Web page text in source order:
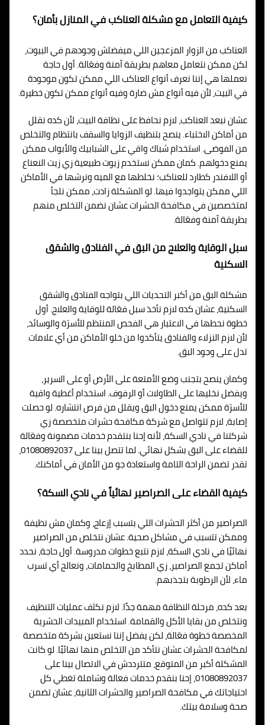
كيفية التعامل مع مشكلة العناكب في المنازل بأمان؟
العناكب من الزوار المزعجين اللي ميفضلش وجودهم في البيوت،
لكن ممكن نتعامل معاهم بطريقة آمنة وفعّالة. أول حاجة
نعملها هي إننا نعرف أنواع العناكب اللي ممكن تكون موجودة
في البيت، لأن فيه أنواع مش ضارة وفيه أنواع ممكن تكون خطيرة.
عشان نبعد العناكب، لازم نحافظ على نظافة البيت، لأن كده نقلل
من أماكن الاختباء. ينصح بتنظيف الزوايا والسقف بانتظام والتخلص
من الفوضى. استخدام شباك واقي على الشبابيك والأبواب ممكن
يمنع دخولهم. كمان ممكن نستخدم زيوت طبيعية زي زيت النعناع
أو اللافندر كطارد للعناكب؛ نخلطها مع الميه ونرشها في الأماكن
اللي ممكن يتواجدوا فيها. لو المشكلة زادت، ممكن نلجأ
لمتخصصين في مكافحة الحشرات عشان نضمن التخلص منهم
بطريقة آمنة وفعّالة.
سبل الوقاية والعلاج من البق في الفنادق والشقق
السكنية
مشكلة البق من أكبر التحديات اللي بتواجه الفنادق والشقق
السكنية، عشان كده لازم نأخذ سبل فعّالة للوقاية والعلاج. أول
خطوة نحطها في الاعتبار هي الفحص المنتظم للأسرّة والوسائد،
لأن لازم النزلاء والفنادق يتأكدوا من خلو الأماكن من أي علامات
تدل على وجود البق.
وكمان ينصح بتجنب وضع الأمتعة على الأرض أو على السرير،
ويفضل نخليها على الطاولات أو الرفوف. استخدام أغطية واقية
للأسرّة ممكن يمنع دخول البق ويقلل من فرص انتشاره. لو حصلت
إصابة، لازم تتواصل مع شركة مكافحة حشرات متخصصة زي
شركتنا في نادي السكة، لأنه إحنا بنتقدم خدمات مضمونة وفعّالة
للقضاء على البق بشكل نهائي. لما تتصل بينا على 01080892037،
تقدر تضمن الراحة التامة واستعادة جو من الأمان في أماكنك.
كيفية القضاء على الصراصير نهائياً في نادي السكة؟
الصراصير من أكثر الحشرات اللي بتسبب إزعاج، وكمان مش نظيفة
وممكن تتسبب في مشاكل صحية. عشان نتخلص من الصراصير
نهائيًا في نادي السكة، لازم نتبع خطوات مدروسة. أول حاجة، نحدد
أماكن تجمع الصراصير، زي المطابخ والحمامات، ونعالج أي تسرب
ماء، لأن الرطوبة بتجذبهم.
بعد كده، مرحلة النظافة مهمة جدًا. لازم نكثف عمليات التنظيف
ونتخلص من بقايا الأكل والقمامة. استخدام المبيدات الحشرية
المخصصة خطوة فعّالة، لكن يفضل إننا نستعين بشركة متخصصة
لمكافحة الحشرات عشان نتأكد من التخلص منها نهائيًا. لو كانت
المشكلة أكبر من المتوقع، متترددش في الاتصال بينا على
01080892037، إحنا بنقدم خدمات فعالة وشاملة تغطي كل
احتياجاتك في مكافحة الصراصير والحشرات الثانية، عشان تضمن
صحة وسلامة بيتك.